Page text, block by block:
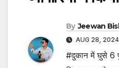
By Jeewan
AUG 28, 2024
#दुकान में घुसे 6